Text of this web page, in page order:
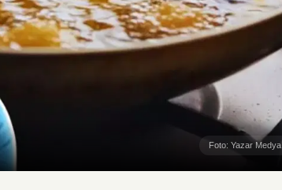
Foto: Yazar Medya